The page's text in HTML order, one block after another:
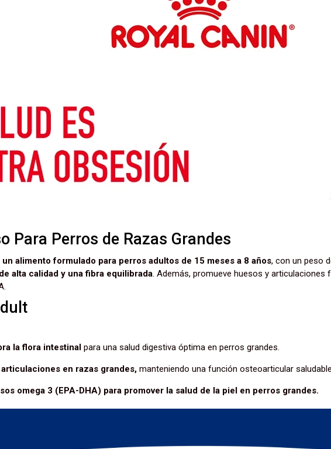
Para Perros de Razas Grandes
un alimento formulado para perros adultos de 15 meses a 8 años, con un peso
alta calidad y una fibra equilibrada. Además, promueve huesos y articulaciones
la flora intestinalpara una salud digestiva óptima en perros grandes.
en razas grandes,manteniendo una función osteoarticular
omega 3 (EPA-DHA) para promover la salud de la piel en perros grandes.